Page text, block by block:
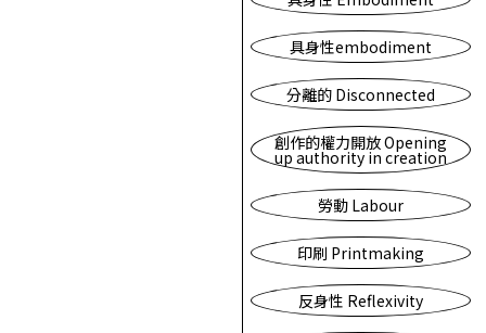
具身性embodiment
分離的 Disconnected
創作的權力開放 Opening
up authority in creation
勞動 Labour
印刷 Printmaking
反身性 Reflexivity